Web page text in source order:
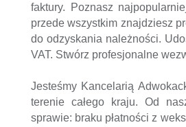
faktury. Poznasz
przede wszystkim znajdziesz
do odzyskania należności.
VAT. Stwórz profesjonalne
Jesteśmy Kancelarią
terenie całego kraju. Od
sprawie: braku płatności z